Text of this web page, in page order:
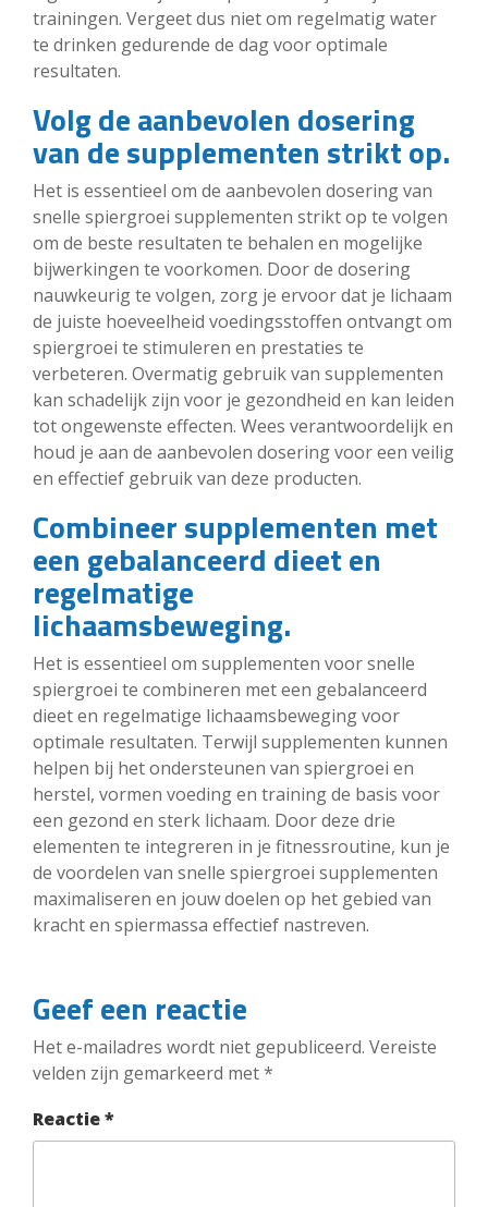
trainingen. Vergeet dus niet om regelmatig water
te drinken gedurende de dag voor optimale
resultaten.
Volg de aanbevolen dosering
van de supplementen strikt op.
Het is essentieel om de aanbevolen dosering van
snelle spiergroei supplementen strikt op te volgen
om de beste resultaten te behalen en mogelijke
bijwerkingen te voorkomen. Door de dosering
nauwkeurig te volgen, zorg je ervoor dat je lichaam
de juiste hoeveelheid voedingsstoffen ontvangt om
spiergroei te stimuleren en prestaties te
verbeteren. Overmatig gebruik van supplementen
kan schadelijk zijn voor je gezondheid en kan leiden
tot ongewenste effecten. Wees verantwoordelijk en
houd je aan de aanbevolen dosering voor een veilig
en effectief gebruik van deze producten.
Combineer supplementen met
een gebalanceerd dieet en
regelmatige
lichaamsbeweging.
Het is essentieel om supplementen voor snelle
spiergroei te combineren met een gebalanceerd
dieet en regelmatige lichaamsbeweging voor
optimale resultaten. Terwijl supplementen kunnen
helpen bij het ondersteunen van spiergroei en
herstel, vormen voeding en training de basis voor
een gezond en sterk lichaam. Door deze drie
elementen te integreren in je fitnessroutine, kun je
de voordelen van snelle spiergroei supplementen
maximaliseren en jouw doelen op het gebied van
kracht en spiermassa effectief nastreven.
Geef een reactie
Het e-mailadres wordt niet gepubliceerd. Vereiste
velden zijn gemarkeerd met*
Reactie*